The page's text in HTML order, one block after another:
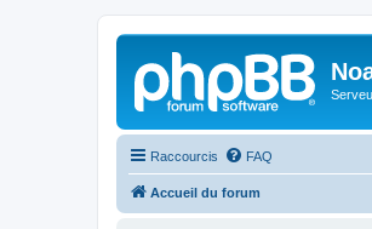
Raccourcis FAQ
Accueil du forum